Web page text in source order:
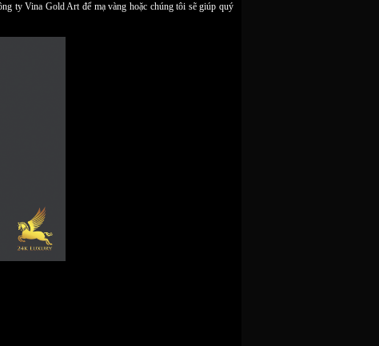
ty Vina Gold Art để mạ vàng hoặc chúng tôi sẽ giúp quý